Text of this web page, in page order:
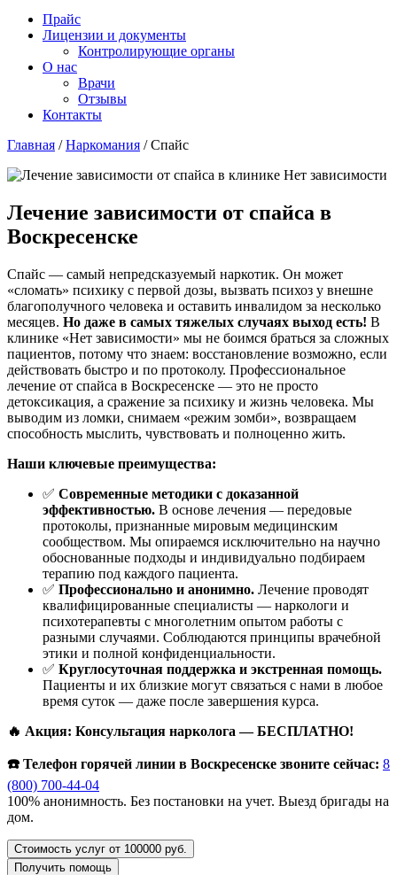
Прайс
Лицензии и документы
Контролирующие органы
О нас
Врачи
Отзывы
Контакты
Главная /Наркомания /Спайс
Лечение зависимости от спайса в
Воскресенске
Спайс — самый непредсказуемый наркотик. Он может
«сломать» психику с первой дозы, вызвать психоз у внешне
благополучного человека и оставить инвалидом за несколько
месяцев. Но даже в самых тяжелых случаях выход есть! В
клинике «Нет зависимости» мы не боимся браться за сложных
пациентов, потому что знаем: восстановление возможно, если
действовать быстро и по протоколу. Профессиональное
лечение от спайса в Воскресенске — это не просто
детоксикация, а сражение за психику и жизнь человека. Мы
выводим из ломки, снимаем «режим зомби», возвращаем
способность мыслить, чувствовать и полноценно жить.
Наши ключевые преимущества:
✅ Современные методики с доказанной
эффективностью. В основе лечения — передовые
протоколы, признанные мировым медицинским
сообществом. Мы опираемся исключительно на научно
обоснованные подходы и индивидуально подбираем
терапию под каждого пациента.
✅ Профессионально и анонимно. Лечение проводят
квалифицированные специалисты — наркологи и
психотерапевты с многолетним опытом работы с
разными случаями. Соблюдаются принципы врачебной
этики и полной конфиденциальности.
✅ Круглосуточная поддержка и экстренная помощь.
Пациенты и их близкие могут связаться с нами в любое
время суток — даже после завершения курса.
🔥 Акция: Консультация нарколога — БЕСПЛАТНО!
☎️ Телефон горячей линии в Воскресенске звоните сейчас: 8
(800) 700-44-04
100% анонимность. Без постановки на учет. Выезд бригады на
дом.
Стоимость услуг от 100000 руб.
Получить помощь